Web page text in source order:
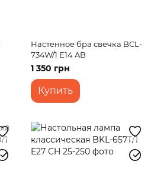
Настенное бра свечка BCL-
734W/1 E14 AB
1 350 грн
Купить